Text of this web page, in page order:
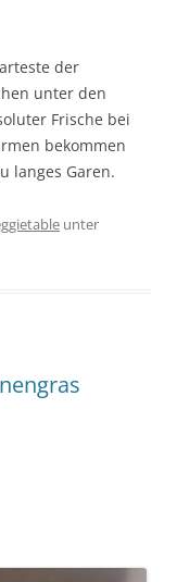
der
unter den
Frische bei
bekommen
langes Garen.
unter